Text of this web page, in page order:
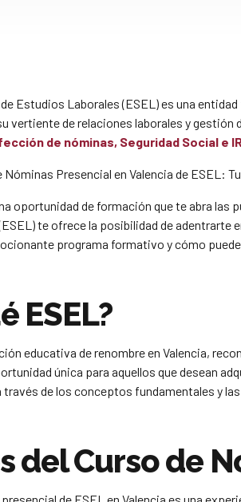
Estudios Laborales (ESEL) es una
vertiente de relaciones laborales y
de nóminas, Seguridad Social e
Nóminas Presencial en Valencia de ESEL:
oportunidad de formación que te abra las
te ofrece la posibilidad de
programa formativo y cómo
ESEL?
educativa de renombre en Valencia,
única para aquellos que desean
través de los conceptos fundamentales y
del Curso de